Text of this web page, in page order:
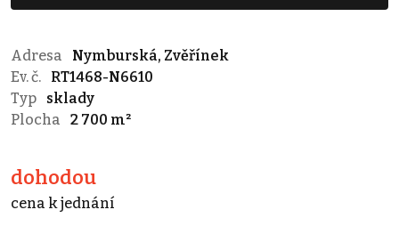
Adresa
Nymburská, Zvěřínek
Ev. č.
RT1468-N6610
Typ
sklady
Plocha
2 700 m²
dohodou
cena k jednání